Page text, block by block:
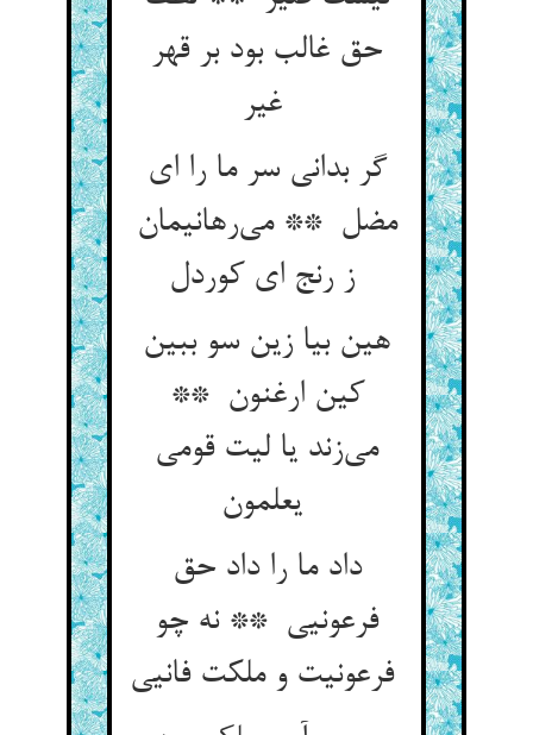
حق غالب بود بر قهر
غیر
گر بدانی سر ما را ای
مضل ** می‌رهانیمان
هین بیا زین سو ببین
کین ارغنون **
می‌زند یا لیت قومی
داد ما را داد حق
فرعونیی ** نه چو
فرعونیت و ملکت فانیی